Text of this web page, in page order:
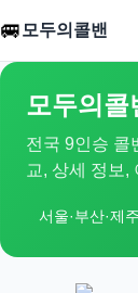
🚐 모두의콜밴
모두의콜
전국 9인승 콜
교, 상세 정보,
서울·부산·제